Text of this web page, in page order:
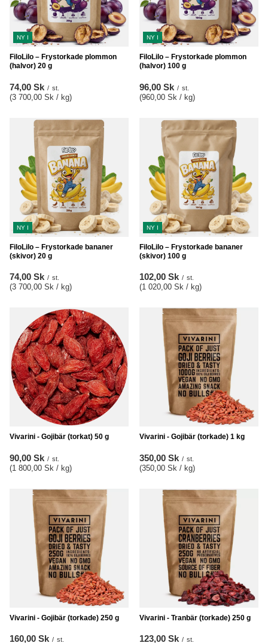
NY I
FiloLilo – Frystorkade plommon
(halvor) 20 g
74,00 Sk / st.
(3 700,00 Sk / kg)
NY I
FiloLilo – Frystorkade plommon
(halvor) 100 g
96,00 Sk / st.
(960,00 Sk / kg)
NY I
FiloLilo – Frystorkade bananer
(skivor) 20 g
74,00 Sk / st.
(3 700,00 Sk / kg)
NY I
FiloLilo – Frystorkade bananer
(skivor) 100 g
102,00 Sk / st.
(1 020,00 Sk / kg)
Vivarini - Gojibär (torkat) 50 g
90,00 Sk / st.
(1 800,00 Sk / kg)
Vivarini - Gojibär (torkade) 1 kg
350,00 Sk / st.
(350,00 Sk / kg)
Vivarini - Gojibär (torkade) 250 g
160,00 Sk / st.
Vivarini - Tranbär (torkade) 250 g
123,00 Sk / st.